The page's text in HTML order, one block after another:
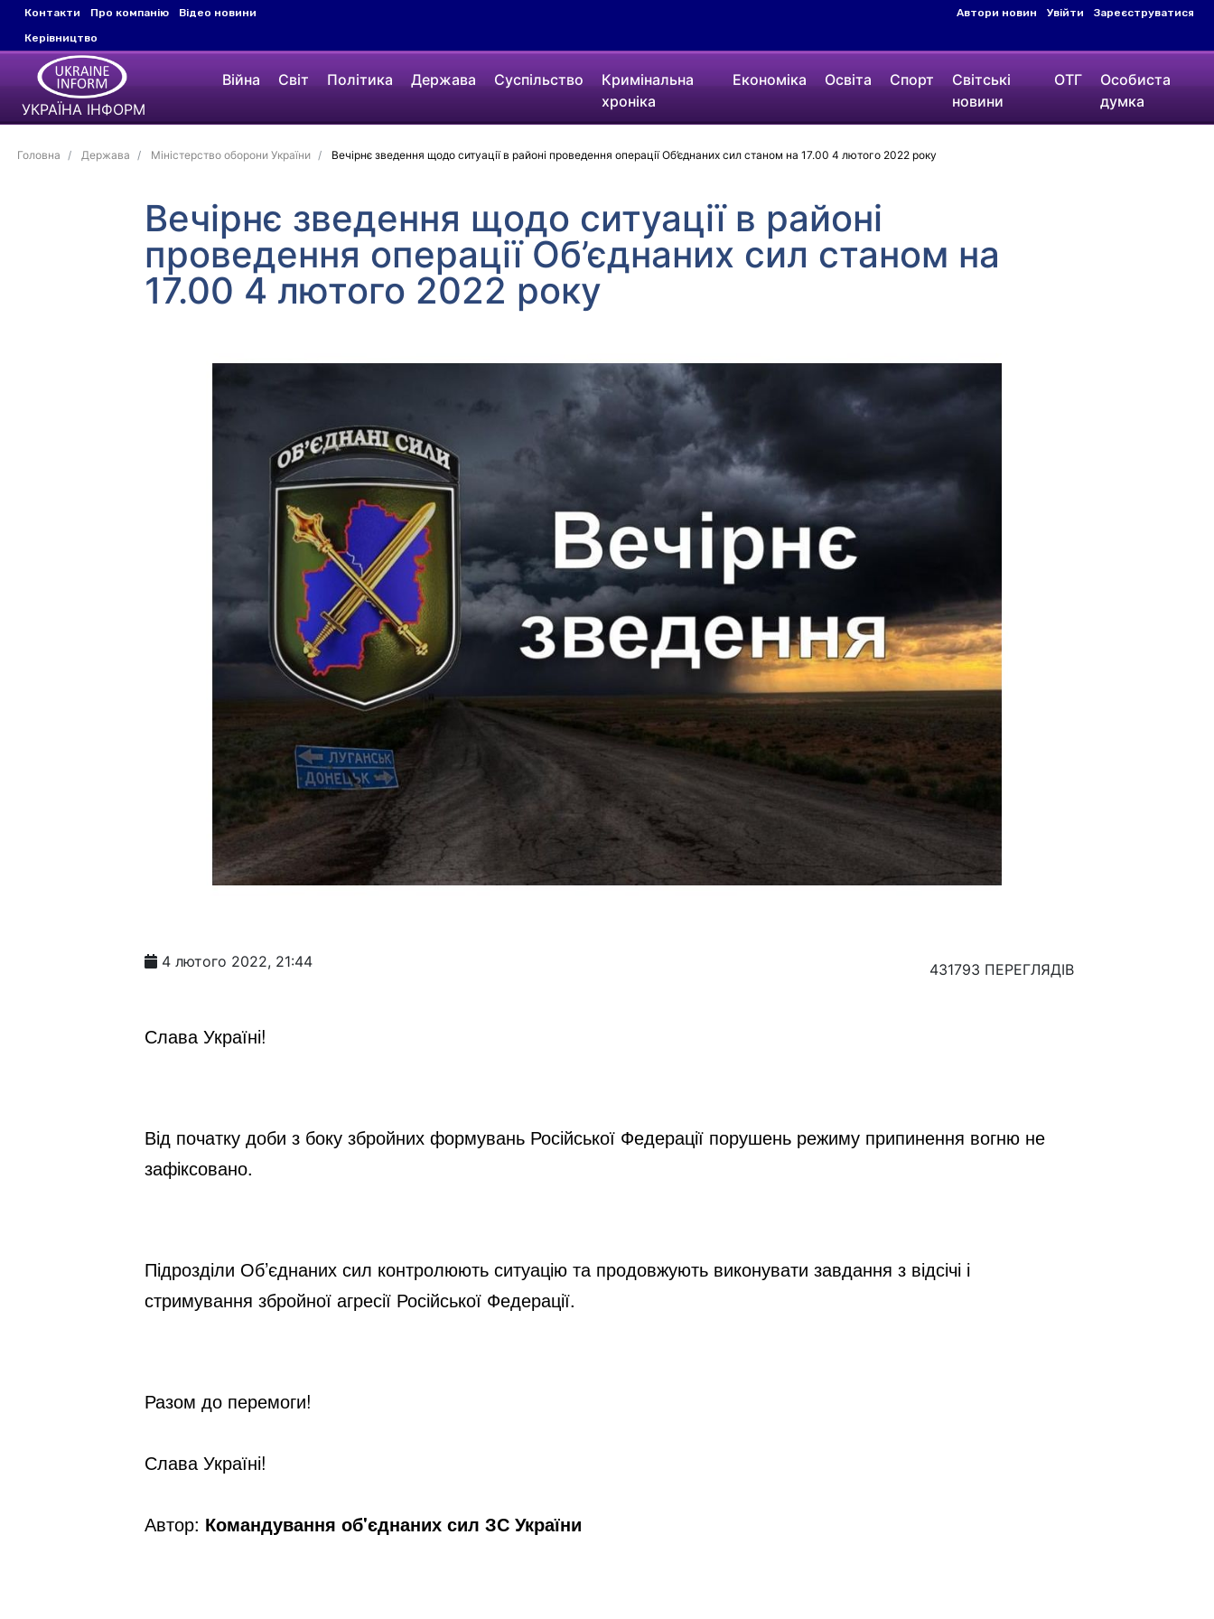
Контакти Про компанію
Відео новини
Керівництво
Автори новин Увійти Зареєструватися
УКРАЇНА ІНФОРМ
Війна Світ Політика Держава Суспільство
Кримінальна
хроніка
Економіка Освіта Спорт
Світські
новини
ОТГ
Особиста
думка
Головна Держава Міністерство оборони України Вечірнє зведення щодо ситуації в районі проведення операції Об’єднаних сил станом на 17.00 4 лютого 2022 року
Вечірнє зведення щодо ситуації в районі
проведення операції Об’єднаних сил станом на
17.00 4 лютого 2022 року
4 лютого 2022, 21:44 431793 ПЕРЕГЛЯДІВ
Слава Україні!
Від початку доби з боку збройних формувань Російської Федерації порушень режиму припинення вогню не
зафіксовано.
Підрозділи Об’єднаних сил контролюють ситуацію та продовжують виконувати завдання з відсічі і
стримування збройної агресії Російської Федерації.
Разом до перемоги!
Слава Україні!
Автор: Командування об'єднаних сил ЗС України